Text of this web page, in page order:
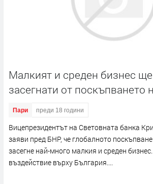
Малкият и среден бизнес
засегнати от поскъпването
Пари преди 18 години
Вицепрезидентът на Световната банка
заяви пред БНР, че глобалното
засегне най-много малкия и среден
въздействие върху България....